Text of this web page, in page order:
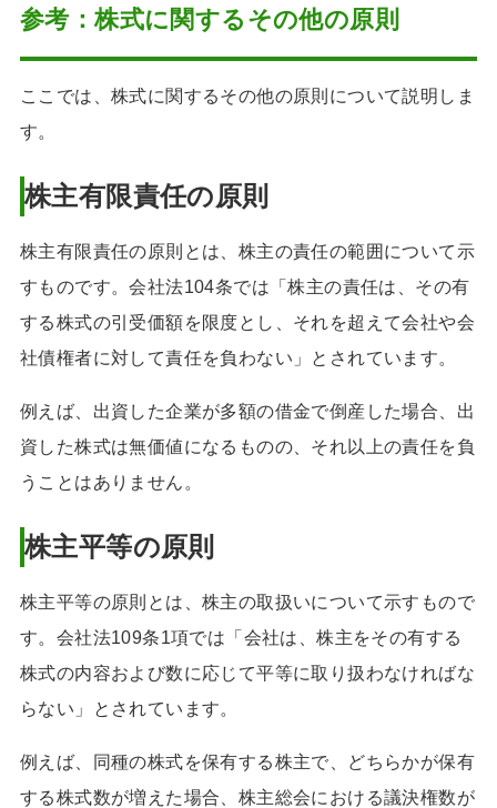
参考：株式に関するその他の原則
ここでは、株式に関するその他の原則について説明しま
す。
株主有限責任の原則
株主有限責任の原則とは、株主の責任の範囲について示
すものです。会社法104条では「株主の責任は、その有
する株式の引受価額を限度とし、それを超えて会社や会
社債権者に対して責任を負わない」とされています。
例えば、出資した企業が多額の借金で倒産した場合、出
資した株式は無価値になるものの、それ以上の責任を負
うことはありません。
株主平等の原則
株主平等の原則とは、株主の取扱いについて示すもので
す。会社法109条1項では「会社は、株主をその有する
株式の内容および数に応じて平等に取り扱わなければな
らない」とされています。
例えば、同種の株式を保有する株主で、どちらかが保有
する株式数が増えた場合、株主総会における議決権数が